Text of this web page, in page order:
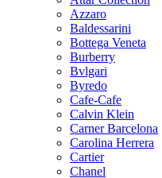
Azzaro
Baldessarini
Bottega Veneta
Burberry
Bvlgari
Byredo
Cafe-Cafe
Calvin Klein
Carner Barcelona
Carolina Herrera
Cartier
Chanel